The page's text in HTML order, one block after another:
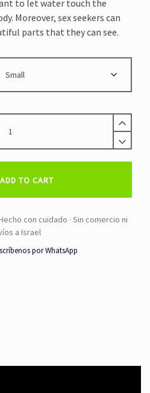
to let water touch the
Moreover, sex seekers can
parts that they can see.
ADD TO CART
por WhatsApp